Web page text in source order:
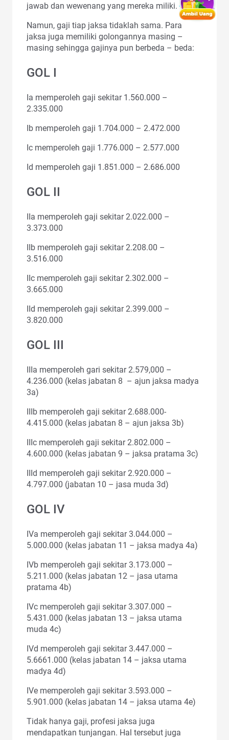
jawab dan wewenang yang mereka miliki.
Namun, gaji tiap jaksa tidaklah sama. Para
jaksa juga memiliki golongannya masing –
masing sehingga gajinya pun berbeda – beda:
GOL I
Ia memperoleh gaji sekitar 1.560.000 –
2.335.000
Ib memperoleh gaji 1.704.000 – 2.472.000
Ic memperoleh gaji 1.776.000 – 2.577.000
Id memperoleh gaji 1.851.000 – 2.686.000
GOL II
IIa memperoleh gaji sekitar 2.022.000 –
3.373.000
IIb memperoleh gaji sekitar 2.208.00 –
3.516.000
IIc memperoleh gaji sekitar 2.302.000 –
3.665.000
IId memperoleh gaji sekitar 2.399.000 –
3.820.000
GOL III
IIIa memperoleh gari sekitar 2.579,000 –
4.236.000 (kelas jabatan 8 – ajun jaksa madya
3a)
IIIb memperoleh gaji sekitar 2.688.000-
4.415.000 (kelas jabatan 8 – ajun jaksa 3b)
IIIc memperoleh gaji sekitar 2.802.000 –
4.600.000 (kelas jabatan 9 – jaksa pratama 3c)
IIId memperoleh gaji sekitar 2.920.000 –
4.797.000 (jabatan 10 – jasa muda 3d)
GOL IV
IVa memperoleh gaji sekitar 3.044.000 –
5.000.000 (kelas jabatan 11 – jaksa madya 4a)
IVb memperoleh gaji sekitar 3.173.000 –
5.211.000 (kelas jabatan 12 – jasa utama
pratama 4b)
IVc memperoleh gaji sekitar 3.307.000 –
5.431.000 (kelas jabatan 13 – jaksa utama
muda 4c)
IVd memperoleh gaji sekitar 3.447.000 –
5.6661.000 (kelas jabatan 14 – jaksa utama
madya 4d)
IVe memperoleh gaji sekitar 3.593.000 –
5.901.000 (kelas jabatan 14 – jaksa utama 4e)
Tidak hanya gaji, profesi jaksa juga
mendapatkan tunjangan. Hal tersebut juga